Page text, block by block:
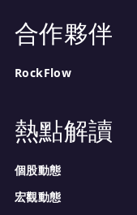
合作夥伴
RockFlow
熱點解讀
個股動態
宏觀動態